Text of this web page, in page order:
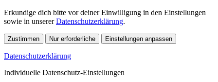
Erkundige dich bitte vor deiner Einwilligung in den Einstellungen
sowie in unsererDatenschutzerklärung.
Zustimmen Nur erforderliche Einstellungen anpassen
Datenschutzerklärung
Individuelle Datenschutz-Einstellungen